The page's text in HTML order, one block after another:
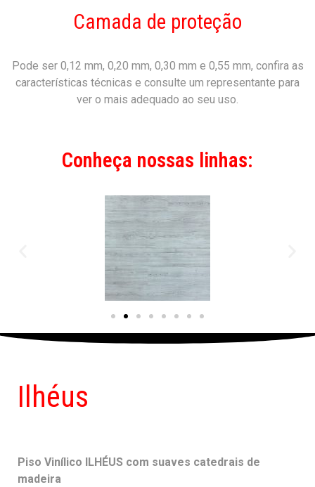
Camada de proteção
Pode ser 0,12 mm, 0,20 mm, 0,30 mm e 0,55 mm, confira as
características técnicas e consulte um representante para
ver o mais adequado ao seu uso.
Conheça nossas linhas:
Ilhéus
Piso Vinílico ILHÉUS com suaves catedrais de
madeira